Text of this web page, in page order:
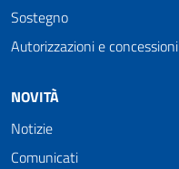
Sostegno
Autorizzazioni e concessioni
NOVITÀ
Notizie
Comunicati